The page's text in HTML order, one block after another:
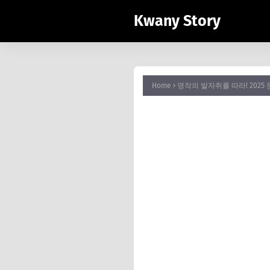
Kwany Story
Home 명작의 발자취를 따라! 2025